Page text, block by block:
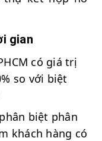
gian
có giá trị
so với biệt
biệt phân
khách hàng có